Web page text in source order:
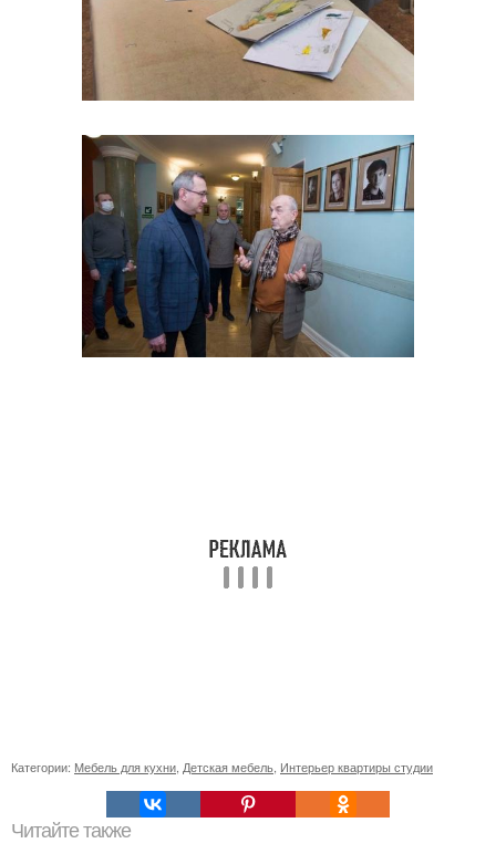
Категории: Мебель для кухни Детская мебель Интерьер квартиры студии
Читайте также